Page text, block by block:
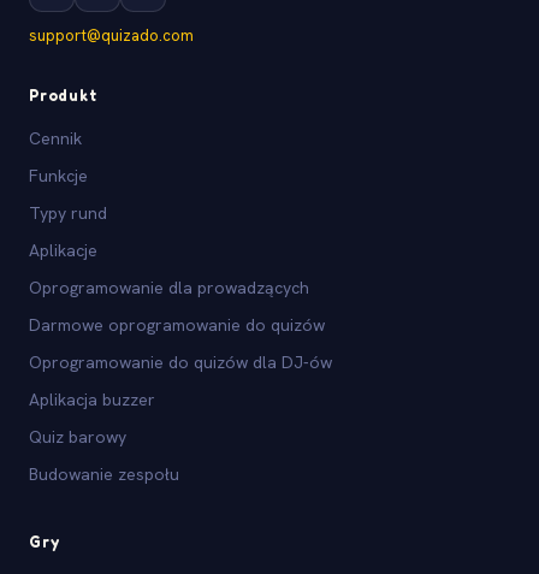
support@quizado.com
Produkt
Cennik
Funkcje
Typy rund
Aplikacje
Oprogramowanie dla prowadzących
Darmowe oprogramowanie do quizów
Oprogramowanie do quizów dla DJ-ów
Aplikacja buzzer
Quiz barowy
Budowanie zespołu
Gry